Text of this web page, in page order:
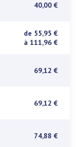
40,00 €
de 55,95 €
à 111,96 €
69,12 €
69,12 €
74,88 €